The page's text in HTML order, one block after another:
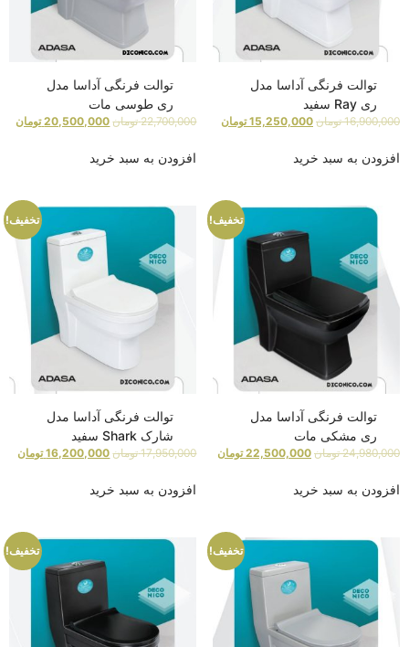
توالت فرنگی آداسا مدل
ری Ray سفید
16,900,000 تومان 15,250,000 تومان
افزودن به سبد خرید
توالت فرنگی آداسا مدل
ری طوسی مات
22,700,000 تومان 20,500,000 تومان
افزودن به سبد خرید
تخفیف!
توالت فرنگی آداسا مدل
ری مشکی مات
24,980,000 تومان 22,500,000 تومان
افزودن به سبد خرید
تخفیف!
توالت فرنگی آداسا مدل
شارک Shark سفید
17,950,000 تومان 16,200,000 تومان
افزودن به سبد خرید
تخفیف! تخفیف!